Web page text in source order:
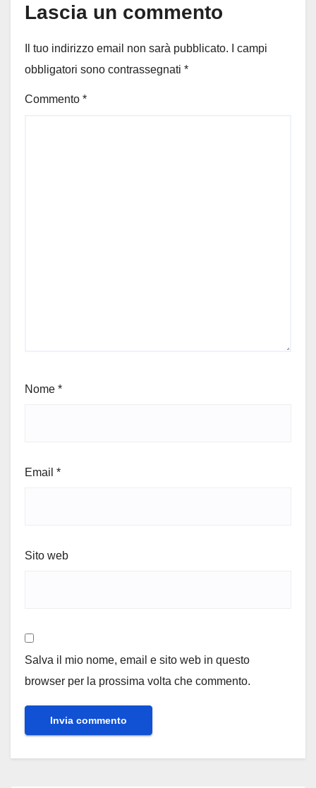
Lascia un commento
Il tuo indirizzo email non sarà pubblicato.
I campi
obbligatori sono contrassegnati *
Commento *
Nome *
Email *
Sito web
Salva il mio nome, email e sito web in questo
browser per la prossima volta che commento.